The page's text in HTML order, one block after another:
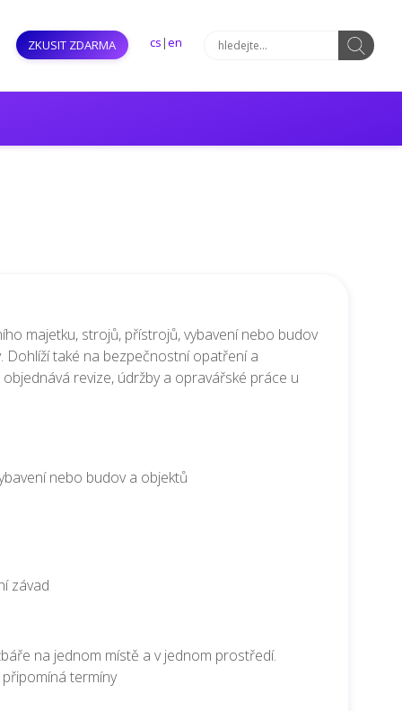
ZKUSIT ZDARMA cs |en
majetku, strojů, přístrojů, vybavení nebo budov
Dohlíží také na bezpečnostní opatření a
revize, údržby a opravářské práce u
nebo budov a objektů
závad
na jednom místě a v jednom prostředí.
termíny